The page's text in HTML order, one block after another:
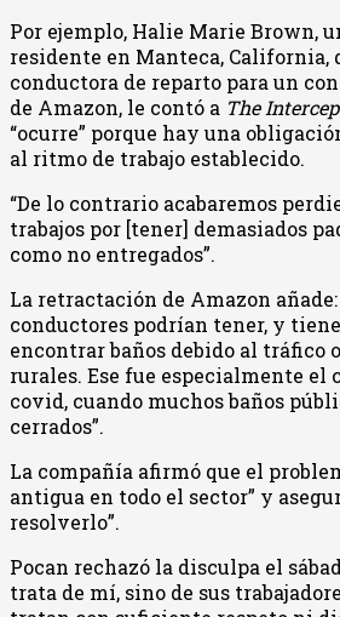
Por ejemplo, Halie Marie Brown,
residente en Manteca, California,
conductora de reparto para un
de Amazon, le contó a The
“ocurre” porque hay una
al ritmo de trabajo establecido.
“De lo contrario acabaremos
trabajos por [tener] demasiados
como no entregados”.
La retractación de Amazon añade:
conductores podrían tener, y
encontrar baños debido al tráfico
rurales. Ese fue especialmente el
covid, cuando muchos baños
cerrados”.
La compañía afirmó que el
antigua en todo el sector” y
resolverlo”.
Pocan rechazó la disculpa el
trata de mí, sino de sus